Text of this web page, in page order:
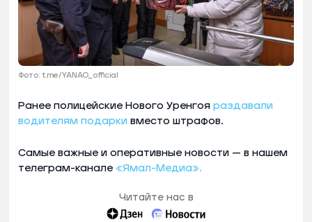
Фото: t.me/YANAO_official
Ранее полицейские Нового Уренгоя раздавали
водителям подарки вместо штрафов.
Самые важные и оперативные новости — в нашем
телеграм-канале «Ямал-Медиа».
Читайте нас в